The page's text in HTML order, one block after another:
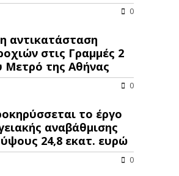
0
αντικατάσταση
στις Γραμμές 2
Μετρό της Αθήνας
0
το έργο
αναβάθμισης
24,8 εκατ. ευρώ
0